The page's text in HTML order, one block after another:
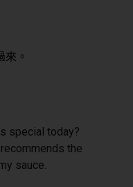
。
special today?
the
sauce.